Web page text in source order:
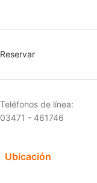
Reservar
Teléfonos de línea:
03471 - 461746
Ubicación